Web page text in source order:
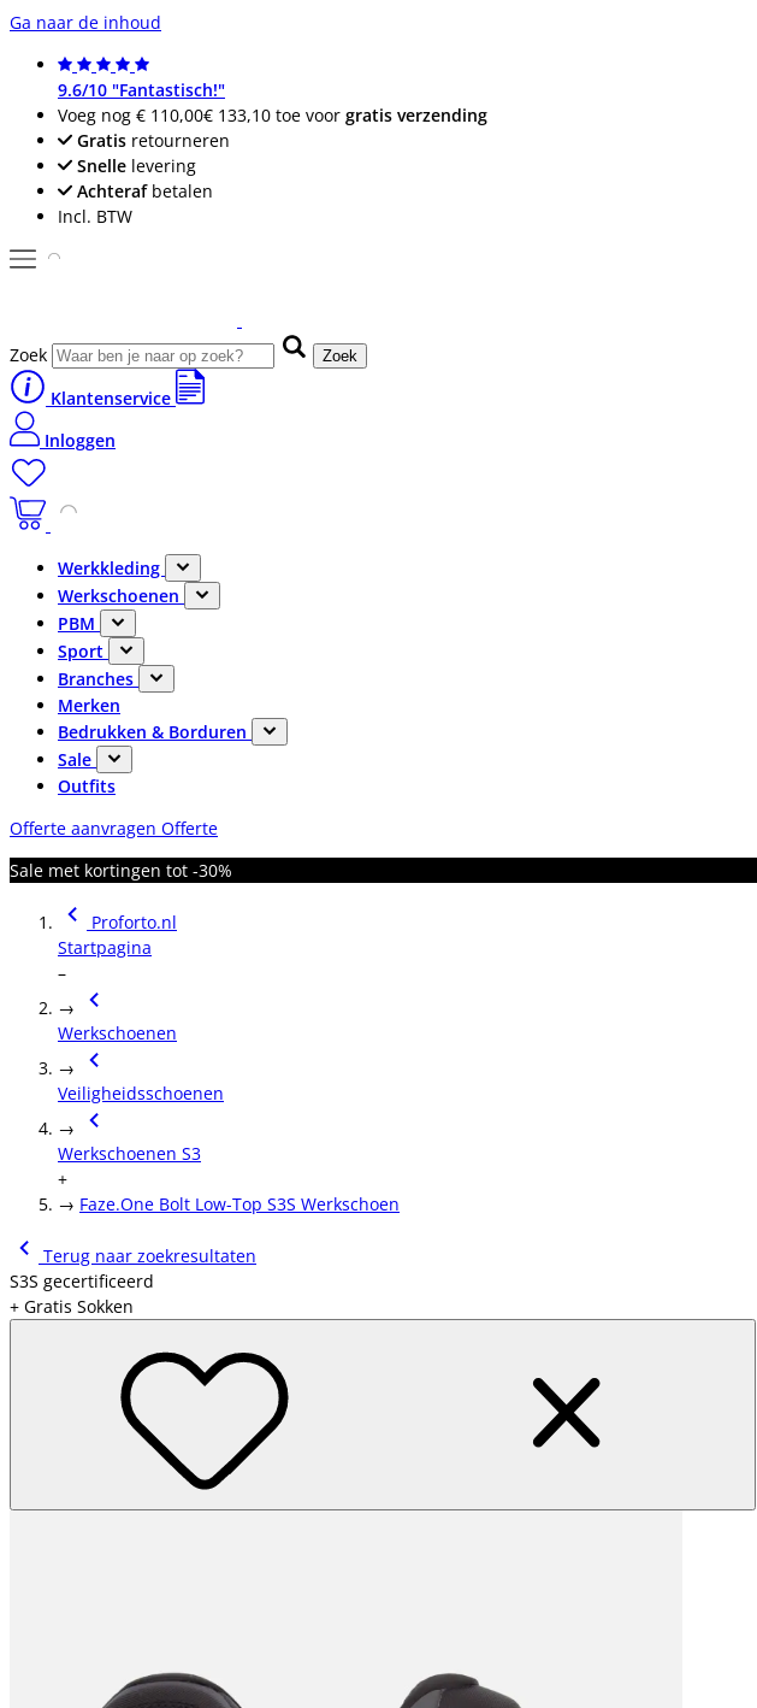
Ga naar de inhoud
9.6/10 "Fantastisch!"
Voeg nog € 110,00€ 133,10 toe voor gratis verzending
Gratis retourneren
Snelle levering
Achterafbetalen
Incl. BTW
Zoek Zoek
Klantenservice
Inloggen
Werkkleding
Werkschoenen
PBM
Sport
Branches
Merken
Bedrukken & Borduren
Sale
Outfits
Offerte aanvragen Offerte
Sale met kortingen tot -30%
Proforto.nl
Startpagina
–
→
Werkschoenen
→
Veiligheidsschoenen
→
Werkschoenen S3
+
→ Faze.One Bolt Low-Top S3S Werkschoen
Terug naar zoekresultaten
S3S gecertificeerd
+ Gratis Sokken